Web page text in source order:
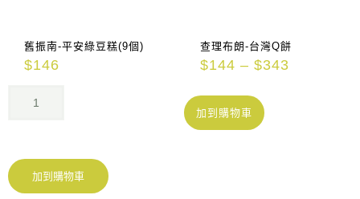
舊振南-平安綠豆糕(9個)
$146
加到購物車
查理布朗-台灣Q餅
$144 – $343
加到購物車